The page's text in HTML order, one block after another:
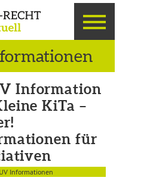
Information
KiTa –
für
Informationen